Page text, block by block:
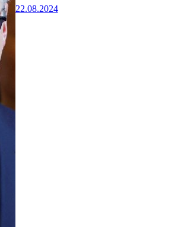
22.08.2024